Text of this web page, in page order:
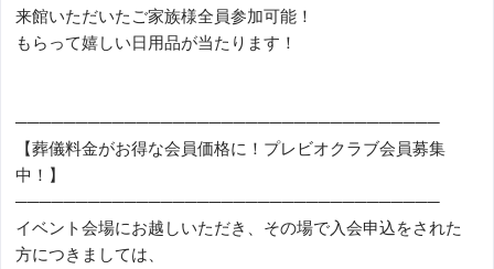
来館いただいたご家族様全員参加可能！
もらって嬉しい日用品が当たります！
───────────────────────────────────
【葬儀料金がお得な会員価格に！プレビオクラブ会員募集
中！】
───────────────────────────────────
イベント会場にお越しいただき、その場で入会申込をされた
方につきましては、